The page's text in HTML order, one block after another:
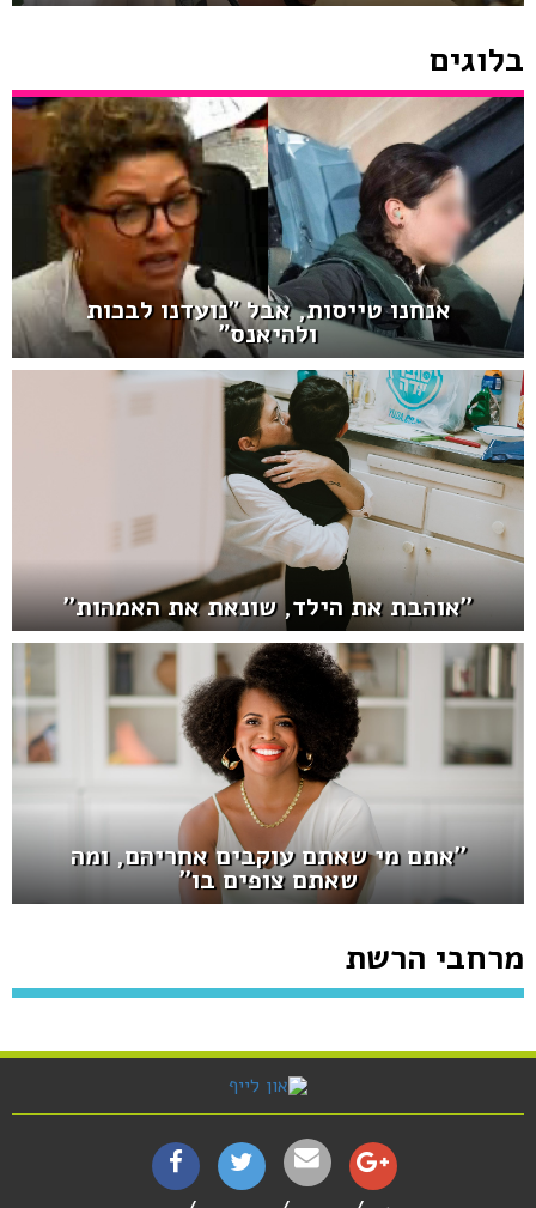
בלוגים
אנחנו טייסות, אבל "נועדנו לבכות
ולהיאנס"
''אוהבת את הילד, שונאת את האמהות''
''אתם מי שאתם עוקבים אחריהם, ומה
שאתם צופים בו''
מרחבי הרשת